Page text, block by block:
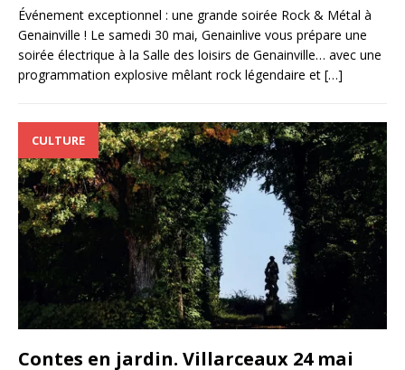
Événement exceptionnel : une grande soirée Rock & Métal à
Genainville ! Le samedi 30 mai, Genainlive vous prépare une
soirée électrique à la Salle des loisirs de Genainville… avec une
programmation explosive mêlant rock légendaire et […]
CULTURE
Contes en jardin. Villarceaux 24 mai